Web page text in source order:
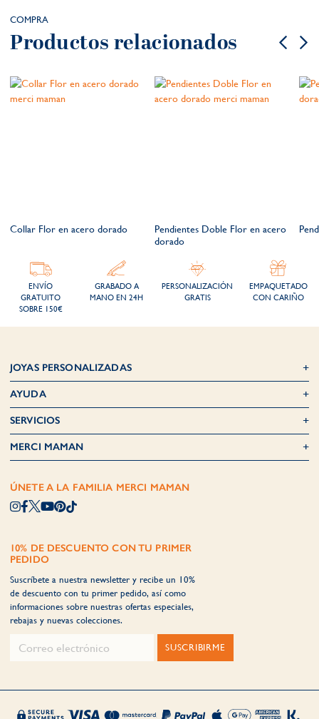
COMPRA
Productos relacionados
Collar Flor en acero dorado
Pendientes Doble Flor en acero
dorado
ENVÍO
GRATUITO
SOBRE 150€
GRABADO A
MANO EN 24H
PERSONALIZACIÓN
GRATIS
EMPAQUETADO
CON CARIÑO
JOYAS PERSONALIZADAS
AYUDA
SERVICIOS
MERCI MAMAN
ÚNETE A LA FAMILIA MERCI MAMAN
10% DE DESCUENTO CON TU PRIMER
PEDIDO
Suscríbete a nuestra newsletter y recibe un 10%
de descuento con tu primer pedido, así como
informaciones sobre nuestras ofertas especiales,
rebajas y nuevas colecciones.
SUSCRIBIRME